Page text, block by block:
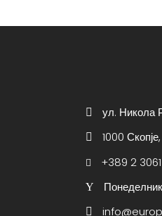
ул. Никола
1000
+389 2